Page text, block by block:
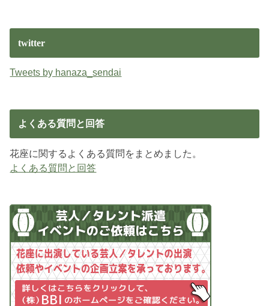
twitter
Tweets by hanaza_sendai
よくある質問と回答
花座に関するよくある質問をまとめました。
よくある質問と回答